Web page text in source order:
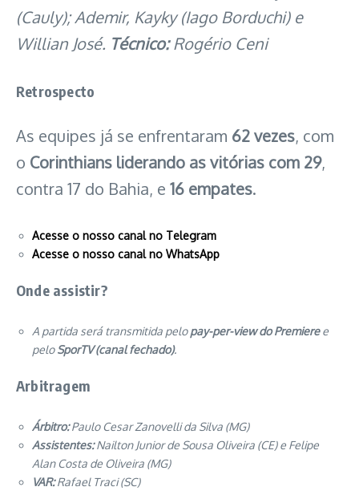
(Cauly); Ademir, Kayky (Iago Borduchi) e
Willian José. Técnico:Rogério Ceni
Retrospecto
As equipes já se enfrentaram 62 vezes, com
o Corinthians liderando as vitórias com 29,
contra 17 do Bahia, e 16 empates.
Acesse o nosso canal no Telegram
Acesse o nosso canal no WhatsApp
Onde assistir?
A partida será transmitida pelopay-per-view do Premieree
peloSporTV (canal fechado).
Arbitragem
Árbitro:Paulo Cesar Zanovelli da Silva (MG)
Assistentes:Nailton Junior de Sousa Oliveira (CE) e Felipe
Alan Costa de Oliveira (MG)
VAR:Rafael Traci (SC)